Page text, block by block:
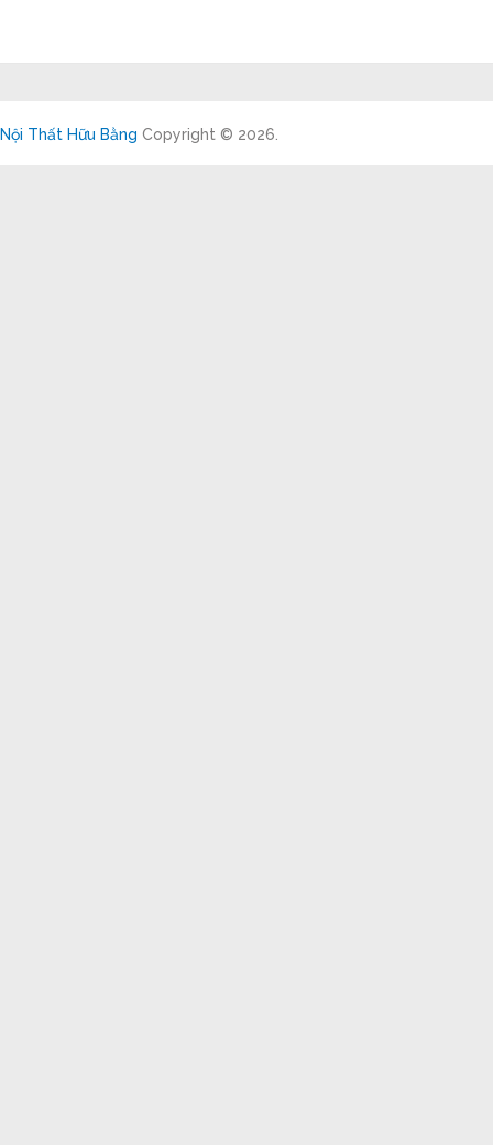
Nội Thất Hữu Bằng Copyright © 2026.